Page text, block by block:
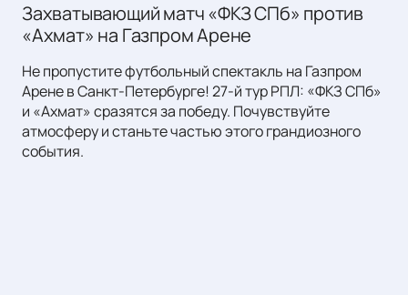
Захватывающий матч «ФКЗ СПб» против
«Ахмат» на Газпром Арене
Не пропустите футбольный спектакль на Газпром
Арене в Санкт-Петербурге! 27-й тур РПЛ: «ФКЗ СПб»
и «Ахмат» сразятся за победу. Почувствуйте
атмосферу и станьте частью этого грандиозного
события.